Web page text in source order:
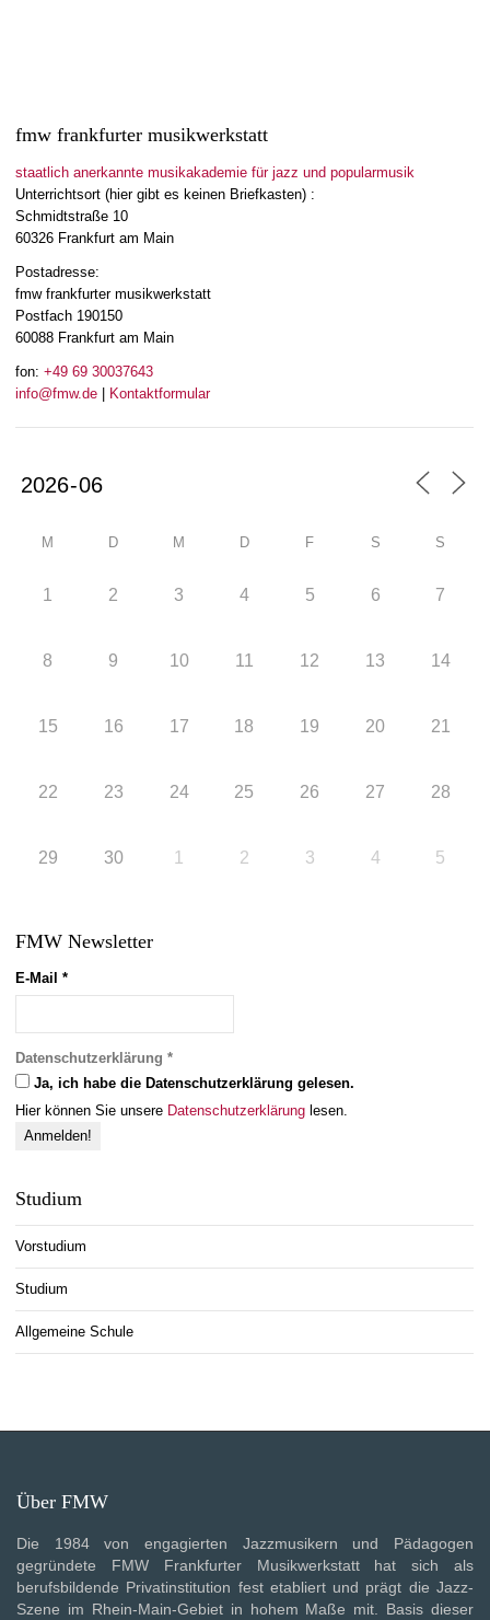
fmw frankfurter musikwerkstatt
staatlich anerkannte musikakademie für jazz und popularmusik
Unterrichtsort (hier gibt es keinen Briefkasten) :
Schmidtstraße 10
60326 Frankfurt am Main
Postadresse:
fmw frankfurter musikwerkstatt
Postfach 190150
60088 Frankfurt am Main
fon: +49 69 30037643
info@fmw.de
Kontaktformular
M D M D F S S
1 2 3 4 5 6 7
8 9 10 11 12 13 14
15 16 17 18 19 20 21
22 23 24 25 26 27 28
29 30 1 2 3 4 5
FMW Newsletter
E-Mail *
Datenschutzerklärung *
Ja, ich habe die Datenschutzerklärung gelesen.
Hier können Sie unsere Datenschutzerklärung lesen.
Studium
Vorstudium
Studium
Allgemeine Schule
Über FMW
Die 1984 von engagierten Jazzmusikern und Pädagogen
gegründete FMW Frankfurter Musikwerkstatt hat sich als
berufsbildende Privatinstitution fest etabliert und prägt die Jazz-
Szene im Rhein-Main-Gebiet in hohem Maße mit. Basis dieser